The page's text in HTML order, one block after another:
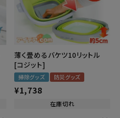
薄く畳めるバケツ10リットル
[コジット]
掃除グッズ 防災グッズ
¥1,738
在庫切れ